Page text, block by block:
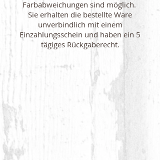
Farbabweichungen sind möglich.
Sie erhalten die bestellte Ware
unverbindlich mit einem
Einzahlungsschein und haben ein 5
tägiges Rückgaberecht.